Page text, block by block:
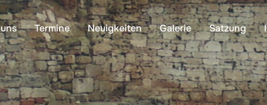
Termine Neuigkeiten Galerie Satzung